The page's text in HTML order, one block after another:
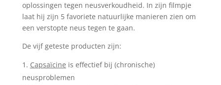
oplossingen tegen neusverkoudheid. In zijn filmpje
laat hij zijn 5 favoriete natuurlijke manieren zien om
een verstopte neus tegen te gaan.
De vijf geteste producten zijn:
Capsaïcine is effectief bij (chronische)
neusproblemen